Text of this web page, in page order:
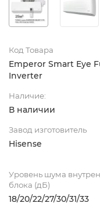
Код Товара
Emperor Smart Eye
Inverter
Наличие:
В наличии
Завод изготовитель
Hisense
Уровень шума
блока (дБ)
18/20/22/27/30/31/33